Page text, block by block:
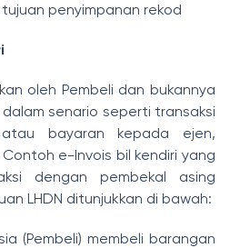
penyimpanan rekod
oleh Pembeli dan bukannya
senario seperti transaksi
bayaran kepada ejen,
e-Invois bil kendiri yang
dengan pembekal asing
LHDN ditunjukkan di bawah:
(Pembeli) membeli barangan